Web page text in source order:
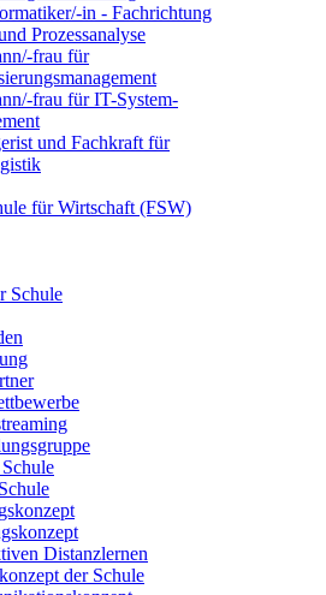
in - Fachrichtung
Prozessanalyse
frau für
frau für IT-System-
und Fachkraft für
für Wirtschaft (FSW)
Schule
Distanzlernen
der Schule